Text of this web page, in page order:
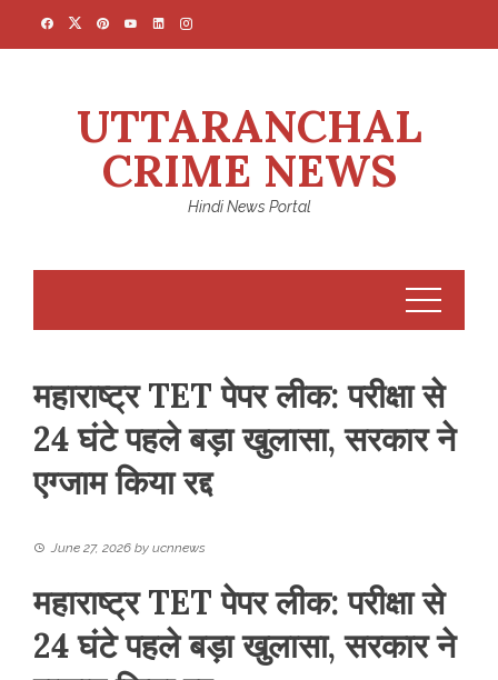
UTTARANCHAL
CRIME NEWS
Hindi News Portal
महाराष्ट्र TET पेपर लीक: परीक्षा से
24 घंटे पहले बड़ा खुलासा, सरकार ने
एग्जाम किया रद्द
June 27, 2026 by ucnnews
महाराष्ट्र TET पेपर लीक: परीक्षा से
24 घंटे पहले बड़ा खुलासा, सरकार ने